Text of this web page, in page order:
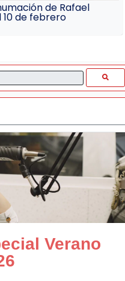
de Rafael
de febrero
Verano